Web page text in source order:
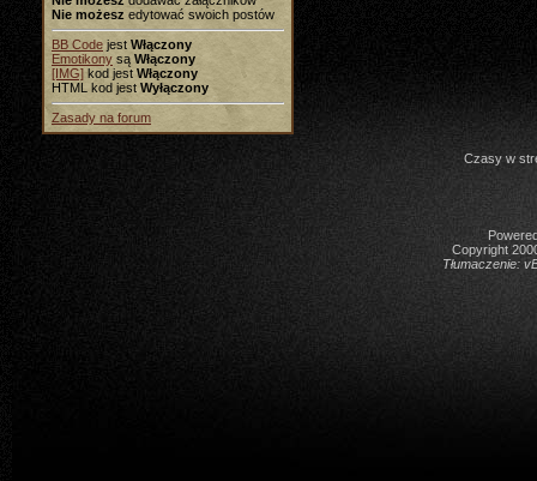
Nie możesz edytować swoich postów
BB Code jest Włączony
Emotikony są Włączony
[IMG] kod jest Włączony
HTML kod jest Wyłączony
Zasady na forum
Czasy w
Copyright
Tłumaczenie: